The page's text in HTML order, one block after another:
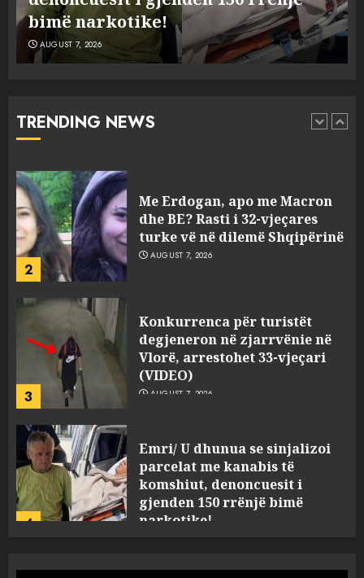
kaluarës së tij, por ne e gjetëm
AUGUST 7, 2026
TRENDING NEWS
1
Humbi gruan dhe djalin në
të cilin u përplas makina e
2
dhe BE? Rasti i 32-vjeçares
turke vë në dilemë Shqipërinë
AUGUST 7, 2026
3
degjeneron në zjarrvënie në
Vlorë, arrestohet 33-vjeçari
(VIDEO)
AUGUST 7, 2026
4
parcelat me kanabis të
komshiut, denoncuesit i
gjenden 150 rrënjë bimë
narkotike!
AUGUST 7, 2026